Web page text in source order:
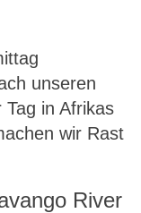
unseren
Tag in Afrikas
wir Rast
River